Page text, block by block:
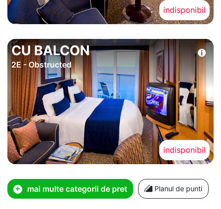
indisponibil
CU BALCON
2E - Obstructed
indisponibil
mai multe categorii de pret Planul de punti